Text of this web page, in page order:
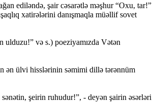
ediləndə, şair cəsarətlə məşhur “Oxu, tar!”
xatirələrini danışmaqla müəllif sovet
ulduzu!” və s.) poeziyamızda Vətən
ən ülvi hisslərinin səmimi dillə tərənnüm
şeirin ruhudur!”, - deyən şairin əsərləri